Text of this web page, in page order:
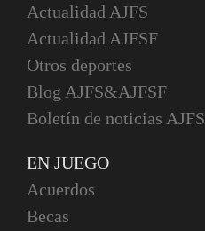
Actualidad AJFS
Actualidad AJFSF
Otros deportes
Blog AJFS&AJFSF
Boletín de noticias AJFS
EN JUEGO
Acuerdos
Becas